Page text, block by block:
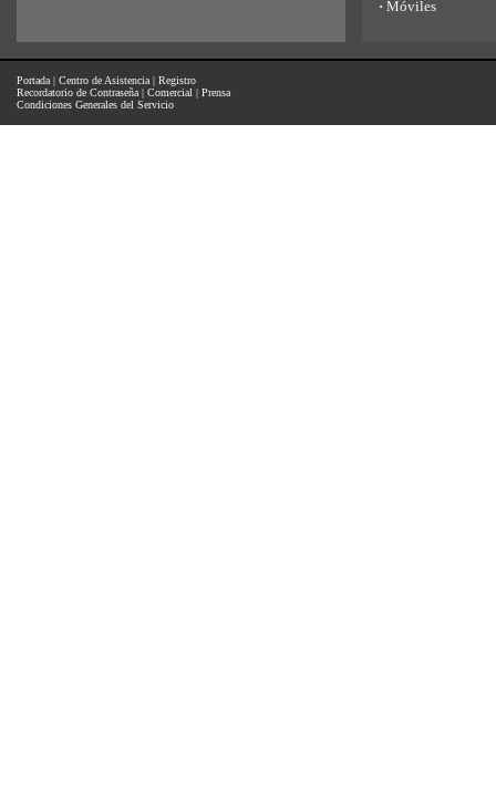
· Móviles
Portada | Centro de Asistencia | Registro
Recordatorio de Contraseña | Comercial | Prensa
Condiciones Generales del Servicio